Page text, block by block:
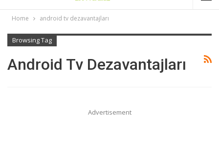
Home android tv dezavantajları
Browsing Tag
Android Tv Dezavantajları
Advertisement